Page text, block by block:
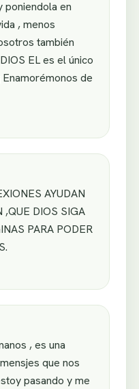
poniendola en
, menos
también
EL es el único
de
AYUDAN
,QUE DIOS SIGA
PARA PODER
, es una
que nos
pasando y me